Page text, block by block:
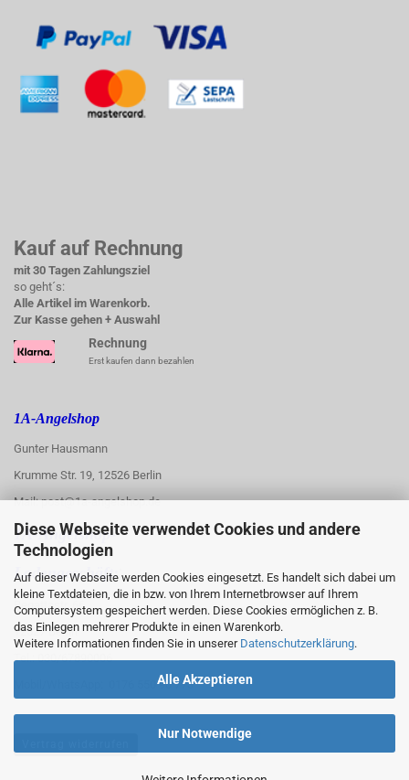
Diese Webseite verwendet Cookies und andere
Technologien
Auf dieser Webseite werden Cookies eingesetzt. Es handelt sich dabei um
kleine Textdateien, die in bzw. von Ihrem Internetbrowser auf Ihrem
Computersystem gespeichert werden. Diese Cookies ermöglichen z. B.
das Einlegen mehrerer Produkte in einen Warenkorb.
Weitere Informationen finden Sie in unserer Datenschutzerklärung.
Alle Akzeptieren
Nur Notwendige
Kauf auf Rechnung
mit 30 Tagen Zahlungsziel
so geht´s:
Alle Artikel im Warenkorb.
Zur Kasse gehen + Auswahl
Rechnung
Erst kaufen dann bezahlen
1A-Angelshop
Gunter Hausmann
Krumme Str. 19, 12526 Berlin
Mail: post@1a-angelshop.de
1A-Angelshop-
Ladengeschäft::
Regattastr. 66
12527 Berlin
Tel.: 030/67890006
Mobil/WhatsApp: 0176 550 90 773